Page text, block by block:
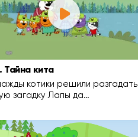
Тайна кита
котики решили разгадать
загадку Лапы да…